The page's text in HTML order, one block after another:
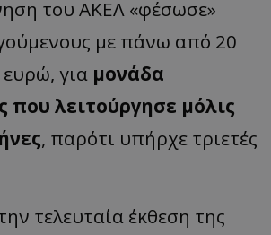
του ΑΚΕΛ «φέσωσε»
με πάνω από 20
για μονάδα
λειτούργησε μόλις
, παρότι υπήρχε τριετές
τελευταία έκθεση της